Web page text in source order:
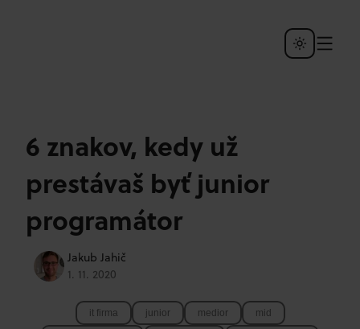
6 znakov, kedy už
prestávaš byť junior
programátor
Jakub Jahič
1. 11. 2020
it firma junior medior mid